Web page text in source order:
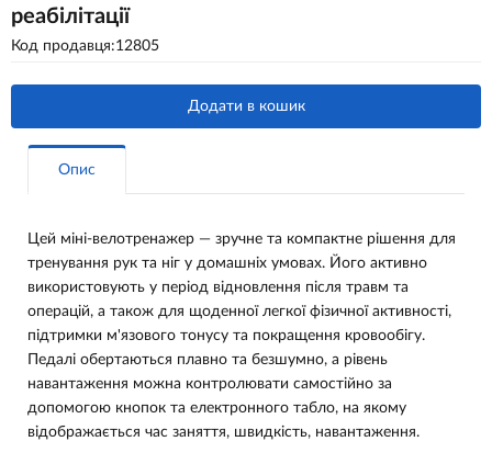
реабілітації
Код продавця:12805
Додати в кошик
Опис
Цей міні-велотренажер — зручне та компактне рішення для
тренування рук та ніг у домашніх умовах. Його активно
використовують у період відновлення після травм та
операцій, а також для щоденної легкої фізичної активності,
підтримки м'язового тонусу та покращення кровообігу.
Педалі обертаються плавно та безшумно, а рівень
навантаження можна контролювати самостійно за
допомогою кнопок та електронного табло, на якому
відображається час заняття, швидкість, навантаження.